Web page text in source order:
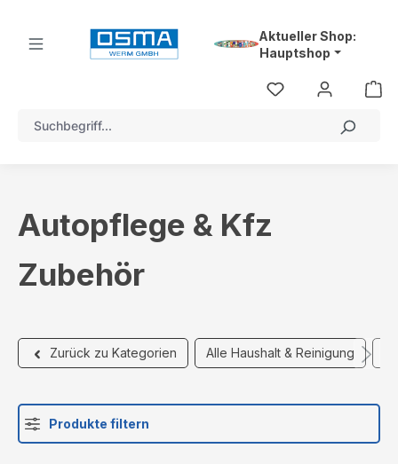
Aktueller Shop:
Hauptshop
Autopflege & Kfz
Zubehör
Zurück zu Kategorien Alle Haushalt & Reinigung
Produkte filtern